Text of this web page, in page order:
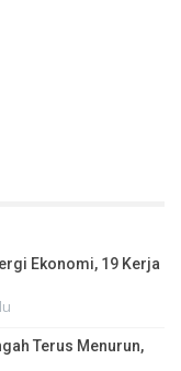
Ekonomi, 19 Kerja
Terus Menurun,